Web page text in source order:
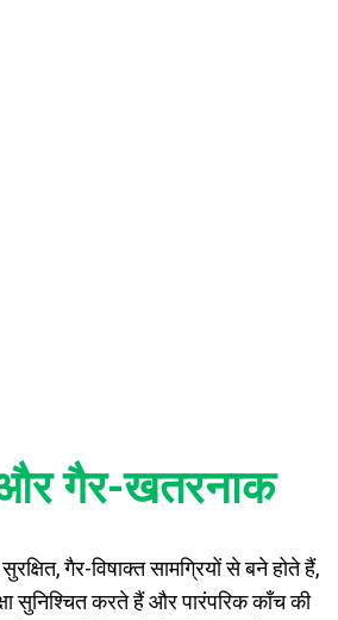
और गैर-खतरनाक
गैर-विषाक्त सामग्रियों से बने होते हैं,
सुनिश्चित करते हैं और पारंपरिक काँच की